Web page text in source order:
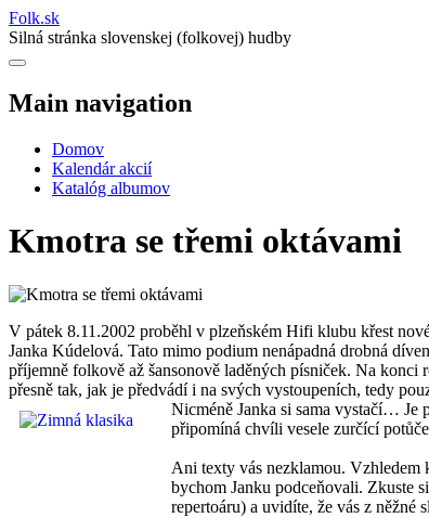
Folk.sk
Silná stránka slovenskej (folkovej) hudby
Main navigation
Domov
Kalendár akcií
Katalóg albumov
Kmotra se třemi oktávami
V pátek 8.11.2002 proběhl v plzeňském Hifi klubu křest
Janka Kúdelová. Tato mimo podium nenápadná drobná
příjemně folkově až šansonově laděných písniček. Na konci
přesně tak, jak je předvádí i na svých vystoupeních, tedy
Nicméně Janka si sama vystačí… Je
připomíná chvíli vesele zurčící
Ani texty vás nezklamou. Vzhledem
bychom Janku podceňovali. Zkuste
repertoáru) a uvidíte, že vás z něžné